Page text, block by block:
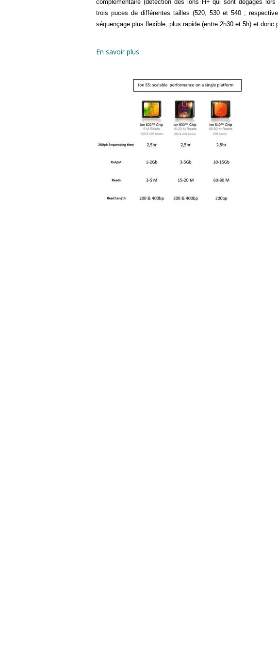
complémentaire (détection des ions H+ qui sont dégagés
trois puces de différentes tailles (520, 530 et 540 ;
séquençage plus flexible, plus rapide (entre 2h30 et 5h) et donc
En savoir plus.